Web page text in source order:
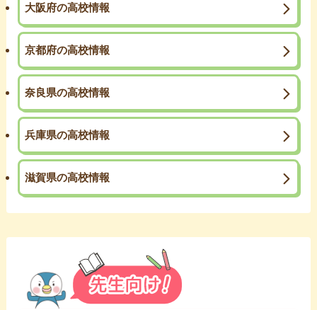
大阪府の高校情報
京都府の高校情報
奈良県の高校情報
兵庫県の高校情報
滋賀県の高校情報